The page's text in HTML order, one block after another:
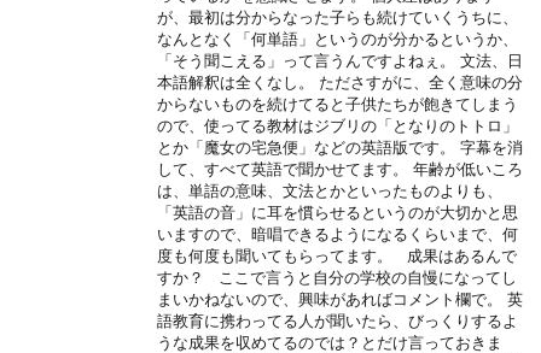
が、最初は分からなった子らも続けていくうちに、
なんとなく「何単語」というのが分かるというか、
「そう聞こえる」って言うんですよねぇ。 文法、日
本語解釈は全くなし。 たださすがに、全く意味の分
からないものを続けてると子供たちが飽きてしまう
ので、使ってる教材はジブリの「となりのトトロ」
とか「魔女の宅急便」などの英語版です。 字幕を消
して、すべて英語で聞かせてます。 年齢が低いころ
は、単語の意味、文法とかといったものよりも、
「英語の音」に耳を慣らせるというのが大切かと思
いますので、暗唱できるようになるくらいまで、何
度も何度も聞いてもらってます。 成果はあるんで
すか？ ここで言うと自分の学校の自慢になってし
まいかねないので、興味があればコメント欄で。 英
語教育に携わってる人が聞いたら、びっくりするよ
うな成果を収めてるのでは？とだけ言っておきま